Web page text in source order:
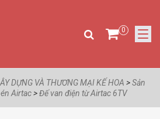
0
DỰNG VÀ THƯƠNG MẠI KẾ HOA >Sản
Airtac>Đế van điện từ Airtac 6TV